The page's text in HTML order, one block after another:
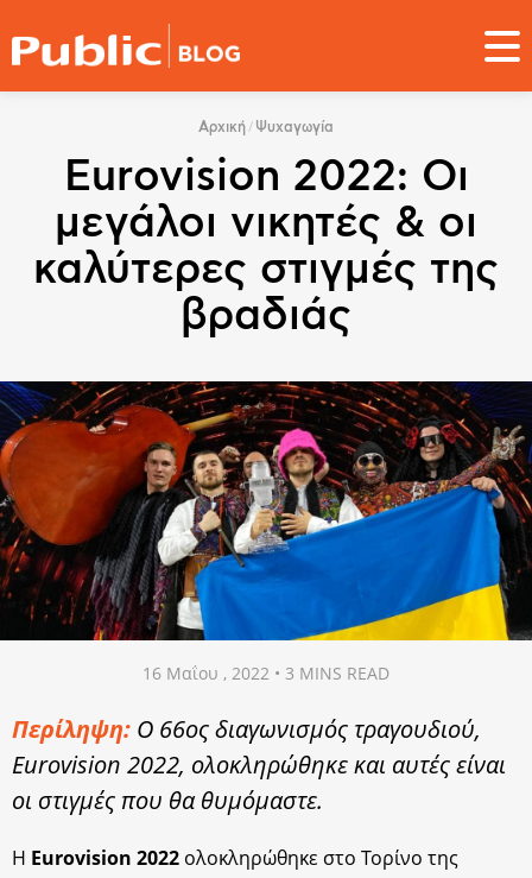
προς
το
κυρίως
are
here
Αρχική Ψυχαγωγία
Eurovision 2022: Οι
μεγάλοι νικητές & οι
καλύτερες στιγμές της
βραδιάς
16 Μαΐου , 2022 • 3 MINS READ
Περίληψη: Ο 66ος διαγωνισμός τραγουδιού,
Eurovision 2022, ολοκληρώθηκε και αυτές είναι
οι στιγμές που θα θυμόμαστε.
Η Eurovision 2022 ολοκληρώθηκε στο Τορίνο της